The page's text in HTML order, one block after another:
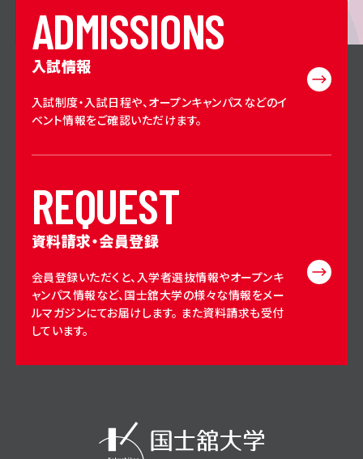
ADMISSIONS
入試情報
入試制度・入試日程や、オープンキャンパスなどのイ
ベント情報をご確認いただけます。
REQUEST
資料請求・会員登録
会員登録いただくと、入学者選抜情報やオープンキ
ャンパス情報など、国士舘大学の様々な情報をメー
ルマガジンにてお届けします。 また資料請求も受付
しています。